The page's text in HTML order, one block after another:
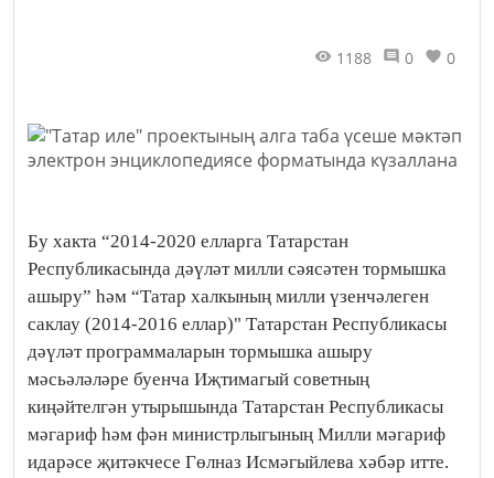
1188 0 0
Бу хакта “2014-2020 елларга Татарстан
Республикасында дәүләт милли сәясәтен тормышка
ашыру” һәм “Татар халкының милли үзенчәлеген
саклау (2014-2016 еллар)" Татарстан Республикасы
дәүләт программаларын тормышка ашыру
мәсьәләләре буенча Иҗтимагый советның
киңәйтелгән утырышында Татарстан Республикасы
мәгариф һәм фән министрлыгының Милли мәгариф
идарәсе җитәкчесе Гөлназ Исмәгыйлева хәбәр итте.